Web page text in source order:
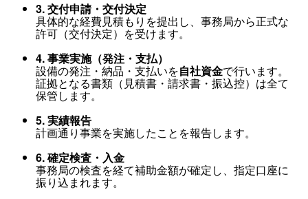
3. 交付申請・交付決定
具体的な経費見積もりを提出し、事務局から正式な
許可（交付決定）を受けます。
4. 事業実施（発注・支払）
設備の発注・納品・支払いを自社資金で行います。
証拠となる書類（見積書・請求書・振込控）は全て
保管します。
5. 実績報告
計画通り事業を実施したことを報告します。
6. 確定検査・入金
事務局の検査を経て補助金額が確定し、指定口座に
振り込まれます。